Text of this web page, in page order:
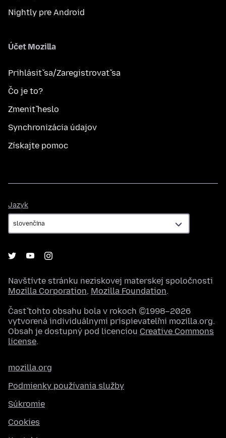
Nightly pre Android
Účet Mozilla
Prihlásiť sa/Zaregistrovať sa
Čo je to?
Zmeniť heslo
Synchronizácia údajov
Získajte pomoc
Jazyk
Navštívte stránku neziskovej materskej spoločnosti
Mozilla Corporation, Mozilla Foundation.
Časť tohto obsahu bola v rokoch ©1998–2026
vytvorená individuálnymi prispievateľmi mozilla.org.
Obsah je dostupný pod licenciou Creative Commons
license.
mozilla.org
Podmienky používania služby
Súkromie
Cookies